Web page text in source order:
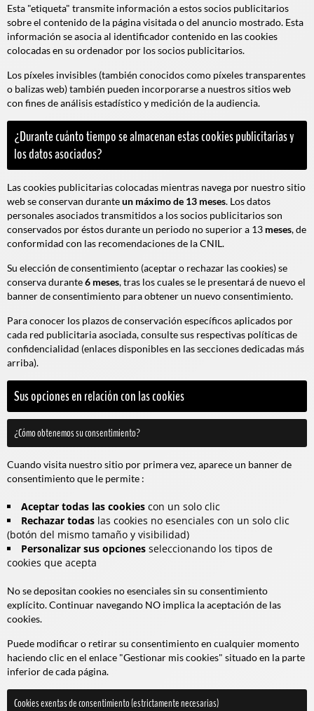
Esta "etiqueta" transmite información a estos socios publicitarios
sobre el contenido de la página visitada o del anuncio mostrado. Esta
información se asocia al identificador contenido en las cookies
colocadas en su ordenador por los socios publicitarios.
Los píxeles invisibles (también conocidos como píxeles transparentes
o balizas web) también pueden incorporarse a nuestros sitios web
con fines de análisis estadístico y medición de la audiencia.
¿Durante cuánto tiempo se almacenan estas cookies publicitarias y
los datos asociados?
Las cookies publicitarias colocadas mientras navega por nuestro sitio
web se conservan duranteun máximo de 13 meses. Los datos
personales asociados transmitidos a los socios publicitarios son
conservados por éstos durante un periodo no superior a 13 meses, de
conformidad con las recomendaciones de la CNIL.
Su elección de consentimiento (aceptar o rechazar las cookies) se
conserva durante6 meses, tras los cuales se le presentará de nuevo el
banner de consentimiento para obtener un nuevo consentimiento.
Para conocer los plazos de conservación específicos aplicados por
cada red publicitaria asociada, consulte sus respectivas políticas de
confidencialidad (enlaces disponibles en las secciones dedicadas más
arriba).
Sus opciones en relación con las cookies
¿Cómo obtenemos su consentimiento?
Cuando visita nuestro sitio por primera vez, aparece un banner de
consentimiento que le permite :
Aceptar todas las cookies con un solo clic
Rechazar todas las cookies no esenciales con un solo clic
(botón del mismo tamaño y visibilidad)
Personalizar sus opciones seleccionando los tipos de
cookies que acepta
No se depositan cookies no esenciales sin su consentimiento
explícito. Continuar navegando NO implica la aceptación de las
cookies.
Puede modificar o retirar su consentimiento en cualquier momento
haciendo clic en el enlace "Gestionar mis cookies" situado en la parte
inferior de cada página.
Cookies exentas de consentimiento (estrictamente necesarias)